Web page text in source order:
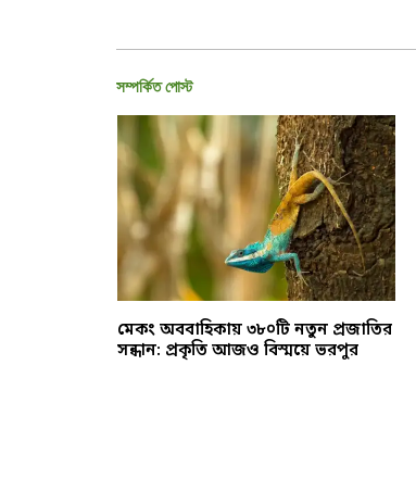
সম্পর্কিত পোস্ট
মেকং অববাহিকায় ৩৮০টি নতুন প্রজাতির
সন্ধান: প্রকৃতি আজও বিস্ময়ে ভরপুর